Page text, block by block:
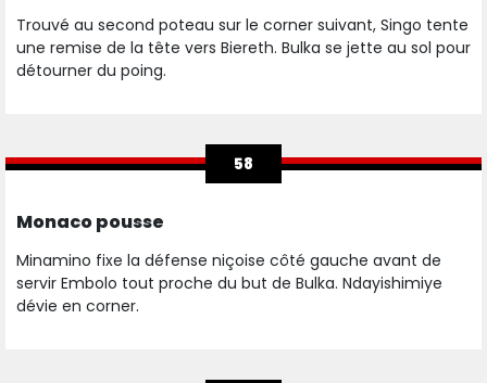
Trouvé au second poteau sur le corner suivant, Singo tente
une remise de la tête vers Biereth. Bulka se jette au sol pour
détourner du poing.
58
Monaco pousse
Minamino fixe la défense niçoise côté gauche avant de
servir Embolo tout proche du but de Bulka. Ndayishimiye
dévie en corner.